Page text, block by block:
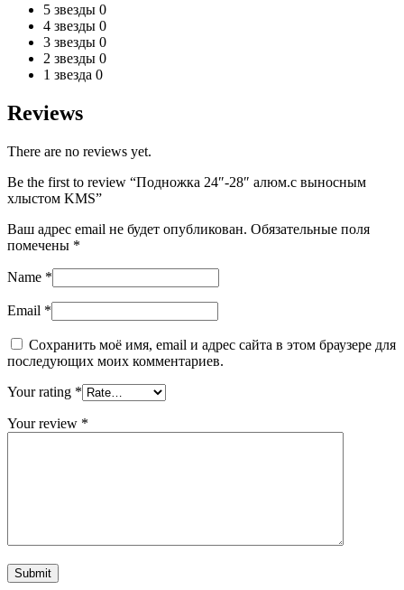
5 звезды 0
4 звезды 0
3 звезды 0
2 звезды 0
1 звезда 0
Reviews
There are no reviews yet.
Be the first to review “Подножка 24″-28″ алюм.с выносным
хлыстом KMS”
Ваш адрес email не будет опубликован. Обязательные поля
помечены *
Name *
Email *
Сохранить моё имя, email и адрес сайта в этом браузере для
последующих моих комментариев.
Your rating *
Your review *